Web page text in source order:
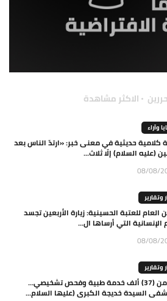
الاكثر مشاهدة
وآراء
كلامية حديثية في معنى خبر: «ارتدّ الناس بعد
(عليه السلام) إلّا ثلاث...
08/08/
وتقارير
العام للعتبة الحسينية: زيارة الأربعين تجسد
الإنسانية التي أرساها ال...
08/08/
وتقارير
أكثر من (37) ألف خدمة طبية وفحص تشخيصي…
السيدة خديجة الكبرى (عليها السلام...